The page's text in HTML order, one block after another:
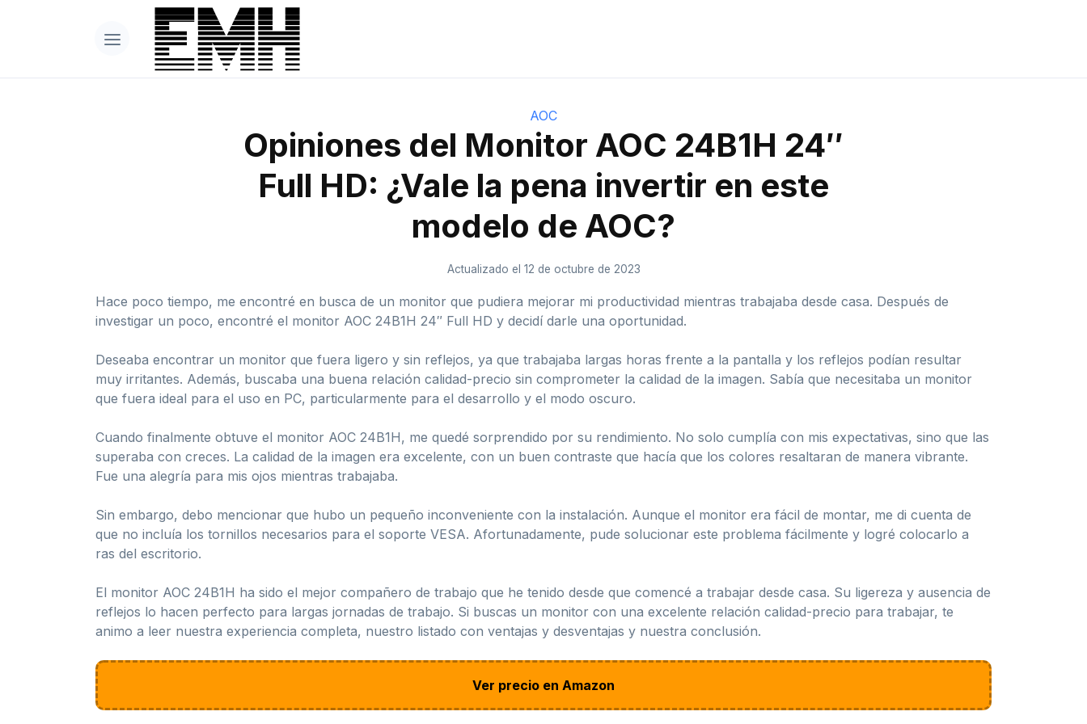
AOC
Opiniones del Monitor AOC 24B1H 24″
Full HD: ¿Vale la pena invertir en este
modelo de AOC?
Actualizado el 12 de octubre de 2023
Hace poco tiempo, me encontré en busca de un monitor que pudiera mejorar mi productividad mientras trabajaba desde casa. Después de
investigar un poco, encontré el monitor AOC 24B1H 24″ Full HD y decidí darle una oportunidad.
Deseaba encontrar un monitor que fuera ligero y sin reflejos, ya que trabajaba largas horas frente a la pantalla y los reflejos podían resultar
muy irritantes. Además, buscaba una buena relación calidad-precio sin comprometer la calidad de la imagen. Sabía que necesitaba un monitor
que fuera ideal para el uso en PC, particularmente para el desarrollo y el modo oscuro.
Cuando finalmente obtuve el monitor AOC 24B1H, me quedé sorprendido por su rendimiento. No solo cumplía con mis expectativas, sino que las
superaba con creces. La calidad de la imagen era excelente, con un buen contraste que hacía que los colores resaltaran de manera vibrante.
Fue una alegría para mis ojos mientras trabajaba.
Sin embargo, debo mencionar que hubo un pequeño inconveniente con la instalación. Aunque el monitor era fácil de montar, me di cuenta de
que no incluía los tornillos necesarios para el soporte VESA. Afortunadamente, pude solucionar este problema fácilmente y logré colocarlo a
ras del escritorio.
El monitor AOC 24B1H ha sido el mejor compañero de trabajo que he tenido desde que comencé a trabajar desde casa. Su ligereza y ausencia de
reflejos lo hacen perfecto para largas jornadas de trabajo. Si buscas un monitor con una excelente relación calidad-precio para trabajar, te
animo a leer nuestra experiencia completa, nuestro listado con ventajas y desventajas y nuestra conclusión.
Ver precio en Amazon